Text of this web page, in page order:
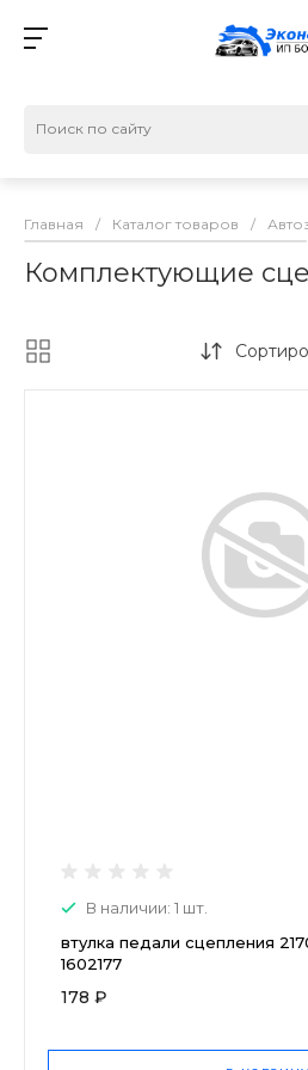
Главная / Каталог товаров /
Комплектующие
В наличии: 1 шт.
втулка педали сцепления
1602177
178 ₽